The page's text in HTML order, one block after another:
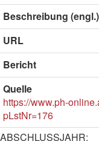
Beschreibung (engl.)
URL
Bericht
Quelle
https://www.ph-
pLstNr=176
ABSCHLUSSJAHR: